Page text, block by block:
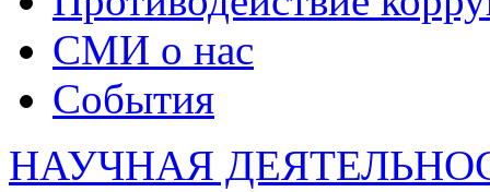
СМИ о нас
События
НАУЧНАЯ